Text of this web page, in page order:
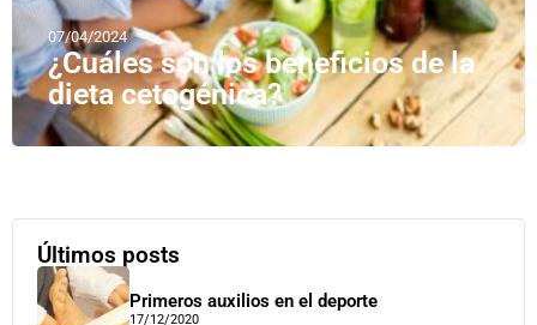
07/04/2024
¿Cuáles son los beneficios de la
dieta cetogénica?
Últimos posts
Primeros auxilios en el deporte
17/12/2020